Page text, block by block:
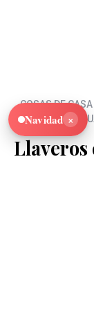
COSAS DE
Llaveros
Navidad ×